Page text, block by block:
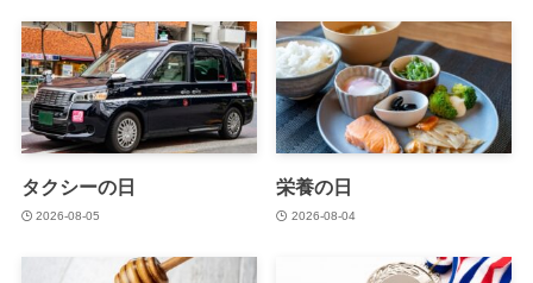
タクシーの日
2026-08-05
栄養の日
2026-08-04